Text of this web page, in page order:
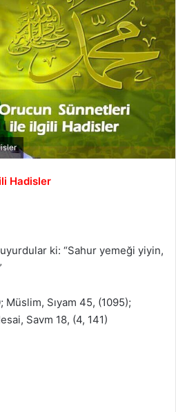
Hadisler
ki: “Sahur yemeği yiyin,
Müslim, Sıyam 45, (1095);
Savm 18, (4, 141)